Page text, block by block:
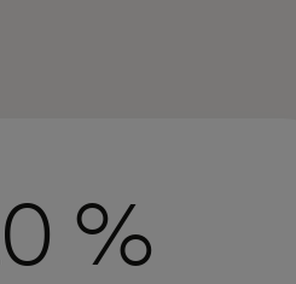
%